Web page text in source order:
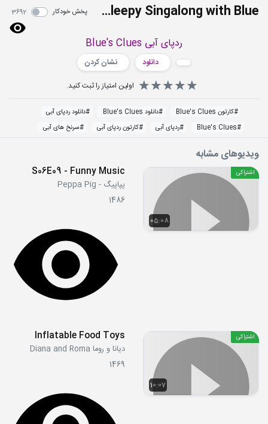
S2E09 - Sleepy Singalong with Blue پخش خودکار 3692
ردپای آبی Blue's Clues
دانلود
نشان کردن
اولین امتیاز را ثبت کنید.
#کارتون Blue's Clues #دانلود Blue's Clues #دانلود ردپای آبی
#
Blue's Clues
#ردپای آبی #کارتون ردپای آبی #سرنخ های آبی
ویدیوهای مشابه
05:08
اشتراکی S06E09 - Funny Music
پپاپیگ - Peppa Pig
1486
10:07
اشتراکی Inflatable Food Toys
دیانا و روما Diana and Roma
1469